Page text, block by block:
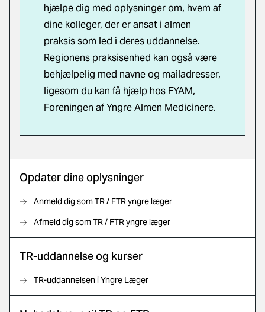
hjælpe dig med oplysninger om, hvem af
dine kolleger, der er ansat i almen
praksis som led i deres uddannelse.
Regionens praksisenhed kan også være
behjælpelig med navne og mailadresser,
ligesom du kan få hjælp hos FYAM,
Foreningen af Yngre Almen Medicinere.
Opdater dine oplysninger
Anmeld dig som TR / FTR yngre læger
Afmeld dig som TR / FTR yngre læger
TR-uddannelse og kurser
TR-uddannelsen i Yngre Læger